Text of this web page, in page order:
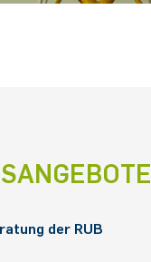
der RUB